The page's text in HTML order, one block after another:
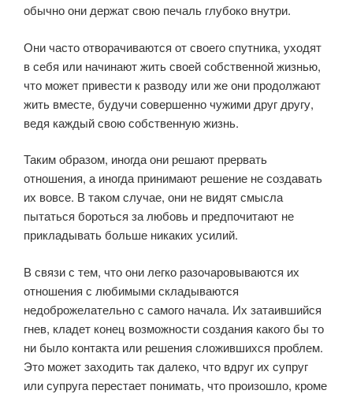
обычно они держат свою печаль глубоко внутри.
Они часто отворачиваются от своего спутника, уходят
в себя или начинают жить своей собственной жизнью,
что может привести к разводу или же они продолжают
жить вместе, будучи совершенно чужими друг другу,
ведя каждый свою собственную жизнь.
Таким образом, иногда они решают прервать
отношения, а иногда принимают решение не создавать
их вовсе. В таком случае, они не видят смысла
пытаться бороться за любовь и предпочитают не
прикладывать больше никаких усилий.
В связи с тем, что они легко разочаровываются их
отношения с любимыми складываются
недоброжелательно с самого начала. Их затаившийся
гнев, кладет конец возможности создания какого бы то
ни было контакта или решения сложившихся проблем.
Это может заходить так далеко, что вдруг их супруг
или супруга перестает понимать, что произошло, кроме